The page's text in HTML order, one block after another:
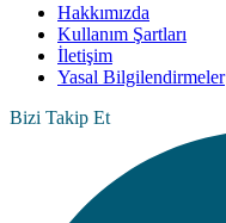
Hakkımızda
Kullanım Şartları
İletişim
Yasal Bilgilendirmeler
Bizi Takip Et